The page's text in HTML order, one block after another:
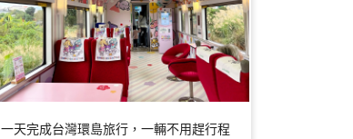
一天完成台灣環島旅行，一輛不用趕行程